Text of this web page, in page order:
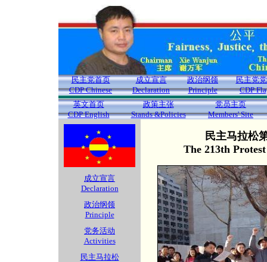
民主党首页
CDP Chinese
成立宣言
Declaration
政治纲领
Principle
民主党
CDP
英文首页
CDP English
政策主张
Stands &Policies
党员主页
Members' Site
成立宣言
Declaration
政治纲领
Principle
党务活动
Activities
民主马拉松
民主马拉松
The 213th